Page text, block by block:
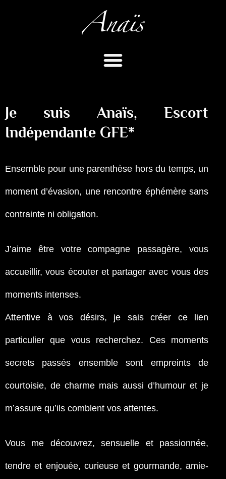
Je suis Anaïs, Escort
Indépendante GFE*
Ensemble pour une parenthèse hors du temps, un
moment d’évasion, une rencontre éphémère sans
contrainte ni obligation.
J’aime être votre compagne passagère, vous
accueillir, vous écouter et partager avec vous des
moments intenses.
Attentive à vos désirs, je sais créer ce lien
particulier que vous recherchez. Ces moments
secrets passés ensemble sont empreints de
courtoisie, de charme mais aussi d’humour et je
m’assure qu’ils comblent vos attentes.
Vous me découvrez, sensuelle et passionnée,
tendre et enjouée, curieuse et gourmande, amie-